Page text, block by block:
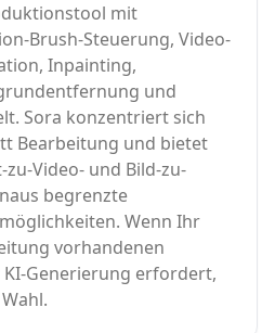
mit
Brush-Steuerung, Video-
Inpainting,
und
Sora konzentriert sich
Bearbeitung und bietet
zu-Video- und Bild-zu-
begrenzte
Wenn Ihr
vorhandenen
Generierung erfordert,